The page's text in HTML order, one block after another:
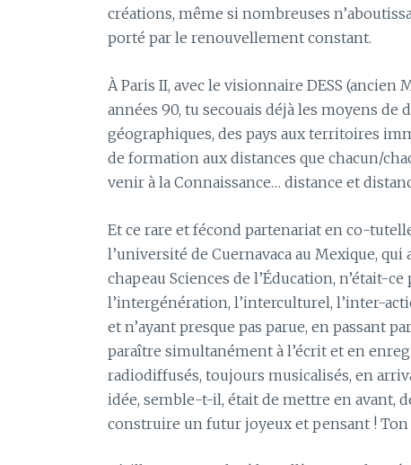
créations, même si nombreuses
porté par le renouvellement constant.
À Paris II, avec le visionnaire DESS
années 90, tu secouais déjà les moyens
géographiques, des pays aux territoires
de formation aux distances que chacun/
venir à la Connaissance… distance et
Et ce rare et fécond partenariat en co-
l’université de Cuernavaca au Mexique,
chapeau Sciences de l’Éducation, n’était-
l’intergénération, l’interculturel, l’inter-
et n’ayant presque pas parue, en passant
paraître simultanément à l’écrit et en
radiodiffusés, toujours musicalisés, en
idée, semble-t-il, était de mettre en avant,
construire un futur joyeux et pensant !